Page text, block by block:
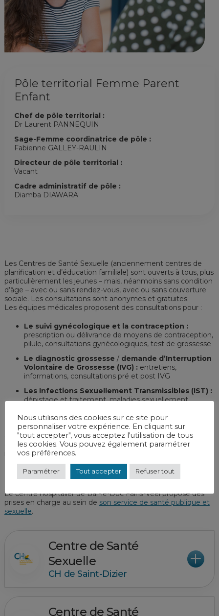
Pôle territorial Femme Parent
Enfant
Chef de pôle territorial :
Dr Laurent PANNEQUIN
Sage-Femme coordinatrice de pôle :
Fabienne GALLEY-RAULIN
Directeur de pôle territorial :
Vacant
Cadre administratif de pôle :
Diamba DIAWARA
Les Centres de Santé Sexuelle (anciennement centres de
planification et d’éducation familiale) sont ouverts à tous, plus
particulièrement les jeunes – mais, néanmoins sans condition
d’âge – avec ou sans rendez-vous, avec ou sans couverture
sociale. Les consultations sont anonymes et gratuites.
Les équipes médicales proposent des consultations pour :
Le suivi gynécologique et la contraception :
prescription ou délivrance de moyens de contraception,
pilule, consultations gynécologiques, test de grossesse
Le diagnostic grossesse / demande d’Interruption
Volontaire de Grossesse (IVG) : entretiens,
informations, consultations pré et post IVG
Les Infections Sexuellement Transmissibles (IST) :
dépistage et traitement, maladies sexuellement
Les professionnels de santé proposent également des
consultations d’informations, de soutien et
d’accompagnement autour de la vie affective et
relationnelle, la sexualité, la vie familiale,…
Les centres hospitaliers de Saint-Dizier et de Verdun Saint-
Mihiel dispose chacun d’un Centre de Santé Sexuelle (CSS).
Le centre hospitalier de Bar-le-Duc Fains-Véel propose des
prises en charge au sein de son service de santé publique et
sexuelle.
Centre de Santé
Sexuelle
CH de Saint-Dizier
Centre de Santé
Nous utilisons des cookies sur ce site pour
personnaliser votre expérience. En cliquant sur
"tout accepter", vous acceptez l'utilisation de tous
les cookies. Vous pouvez également paramétrer
vos préférences.
Paramétrer Tout accepter Refuser tout